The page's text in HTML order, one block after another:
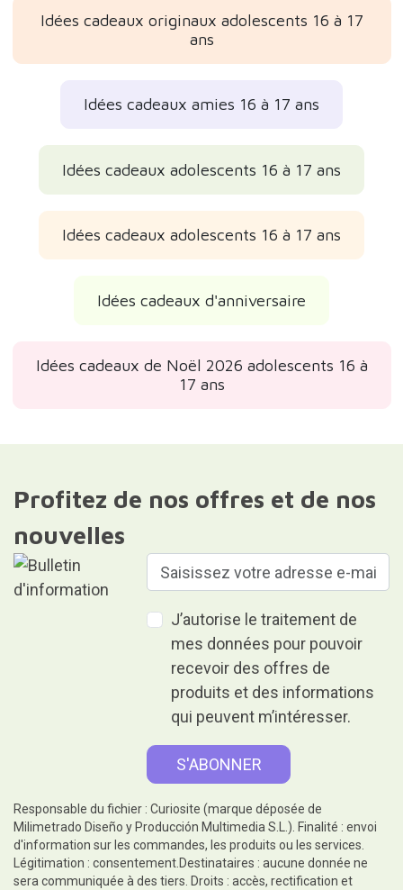
Idées cadeaux originaux adolescents 16 à 17
ans
Idées cadeaux amies 16 à 17 ans
Idées cadeaux adolescents 16 à 17 ans
Idées cadeaux adolescents 16 à 17 ans
Idées cadeaux d'anniversaire
Idées cadeaux de Noël 2026 adolescents 16 à
17 ans
Profitez de nos offres et de nos
nouvelles
J’autorise le traitement de
mes données pour pouvoir
recevoir des offres de
produits et des informations
qui peuvent m’intéresser.
Responsable du fichier : Curiosite (marque déposée de
Milimetrado Diseño y Producción Multimedia S.L.). Finalité : envoi
d'information sur les commandes, les produits ou les services.
Légitimation : consentement.Destinataires : aucune donnée ne
sera communiquée à des tiers. Droits : accès, rectification et